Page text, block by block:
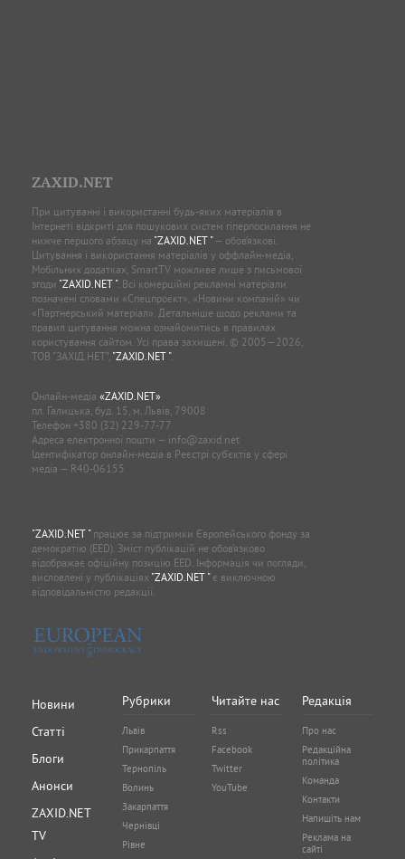
ZAXID.NET
При цитуванні і використанні будь-яких матеріалів в
Інтернеті відкриті для пошукових систем гіперпосилання не
нижче першого абзацу на "ZAXID.NET "— обов’язкові.
Цитування і використання матеріалів у оффлайн-медіа,
Мобільних додатках, SmartTV можливе лише з письмової
згоди "ZAXID.NET ". Всі комерційні рекламні матеріали
позначені словами «Спецпроєкт», «Новини компаній» чи
«Партнерський матеріал». Детальніше щодо реклами та
правил цитування можна ознайомитись в правилах
користування сайтом. Усі права захищені. © 2005—2026,
ТОВ “ЗАХІД.НЕТ”, "ZAXID.NET ".
Онлайн-медіа «ZAXID.NET»
пл. Галицька, буд. 15, м. Львів, 79008
Телефон +380 (32) 229-77-77
Адреса електронної пошти — info@zaxid.net
Ідентифікатор онлайн-медіа в Реєстрі суб'єктів у сфері
медіа — R40-06155
"ZAXID.NET "працює за підтримки Європейського фонду за
демократію (EED). Зміст публікацій не обов’язково
відображає офіційну позицію EED. Інформація чи погляди,
висловлені у публікаціях "ZAXID.NET "є виключною
відповідальністю редакції.
Новини
Статті
Блоги
Анонси
ZAXID.NET
TV
Рубрики
Львів
Прикарпаття
Тернопіль
Волинь
Закарпаття
Чернівці
Рівне
Читайте нас
Rss
Facebook
Twitter
YouTube
Редакція
Про нас
Редакційна
політика
Команда
Контакти
Напишіть нам
Реклама на
сайті